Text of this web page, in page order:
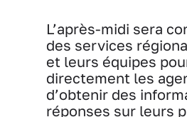
L’après-midi sera
des services
et leurs équipes
directement les
d’obtenir des
réponses sur leurs